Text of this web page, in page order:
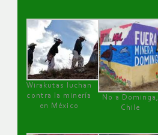
Wirakutas luchan
contra la minería
en México
No a Dominga,
Chile